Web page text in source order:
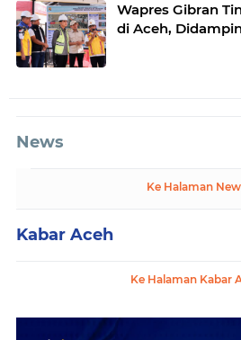
Wapres Gibran
di Aceh,
News
Ke Halaman
Kabar Aceh
Ke Halaman Kabar